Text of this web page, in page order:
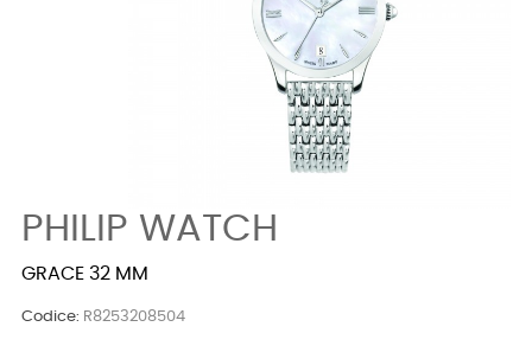
PHILIP WATCH
GRACE 32 MM
Codice: R8253208504